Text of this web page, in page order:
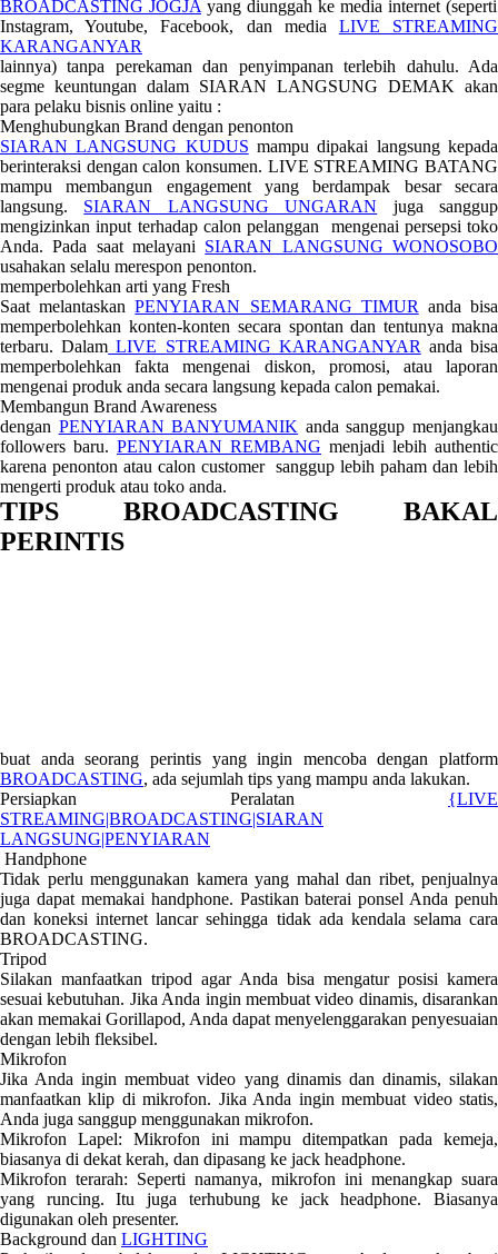
BROADCASTING JOGJA yang diunggah ke media internet (seperti
Instagram, Youtube, Facebook, dan media LIVE STREAMING
KARANGANYAR
lainnya) tanpa perekaman dan penyimpanan terlebih dahulu. Ada
segme keuntungan dalam SIARAN LANGSUNG DEMAK akan
para pelaku bisnis online yaitu :
Menghubungkan Brand dengan penonton
SIARAN LANGSUNG KUDUS mampu dipakai langsung kepada
berinteraksi dengan calon konsumen. LIVE STREAMING BATANG
mampu membangun engagement yang berdampak besar secara
langsung. SIARAN LANGSUNG UNGARAN juga sanggup
mengizinkan input terhadap calon pelanggan mengenai persepsi toko
Anda. Pada saat melayani SIARAN LANGSUNG WONOSOBO
usahakan selalu merespon penonton.
memperbolehkan arti yang Fresh
Saat melantaskanPENYIARAN SEMARANG TIMUR anda bisa
memperbolehkan konten-konten secara spontan dan tentunya makna
terbaru. Dalam LIVE STREAMING KARANGANYAR anda bisa
memperbolehkan fakta mengenai diskon, promosi, atau laporan
mengenai produk anda secara langsung kepada calon pemakai.
Membangun Brand Awareness
dengan PENYIARAN BANYUMANIK anda sanggup menjangkau
followers baru. PENYIARAN REMBANG menjadi lebih authentic
karena penonton atau calon customer sanggup lebih paham dan lebih
mengerti produk atau toko anda.
TIPS BROADCASTING BAKAL
PERINTIS
buat anda seorang perintis yang ingin mencoba dengan platform
BROADCASTING, ada sejumlah tips yang mampu anda lakukan.
Persiapkan Peralatan {LIVE
STREAMING|BROADCASTING|SIARAN
LANGSUNG|PENYIARAN
Handphone
Tidak perlu menggunakan kamera yang mahal dan ribet, penjualnya
juga dapat memakai handphone. Pastikan baterai ponsel Anda penuh
dan koneksi internet lancar sehingga tidak ada kendala selama cara
BROADCASTING.
Tripod
Silakan manfaatkan tripod agar Anda bisa mengatur posisi kamera
sesuai kebutuhan. Jika Anda ingin membuat video dinamis, disarankan
akan memakai Gorillapod, Anda dapat menyelenggarakan penyesuaian
dengan lebih fleksibel.
Mikrofon
Jika Anda ingin membuat video yang dinamis dan dinamis, silakan
manfaatkan klip di mikrofon. Jika Anda ingin membuat video statis,
Anda juga sanggup menggunakan mikrofon.
Mikrofon Lapel: Mikrofon ini mampu ditempatkan pada kemeja,
biasanya di dekat kerah, dan dipasang ke jack headphone.
Mikrofon terarah: Seperti namanya, mikrofon ini menangkap suara
yang runcing. Itu juga terhubung ke jack headphone. Biasanya
digunakan oleh presenter.
Background dan LIGHTING